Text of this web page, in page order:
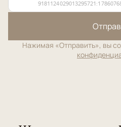
Нажимая «Отправить», вы